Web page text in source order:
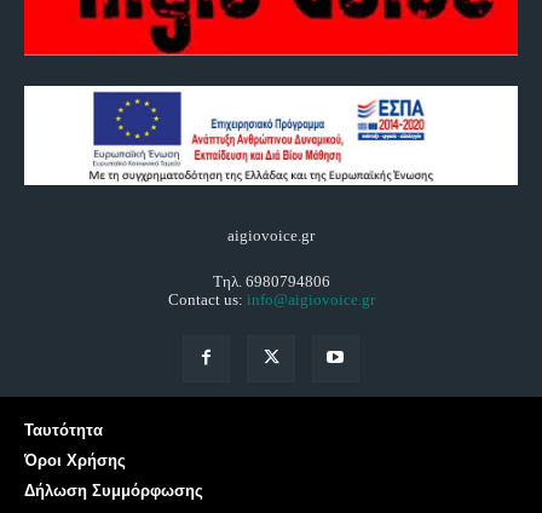
aigiovoice.gr
Τηλ. 6980794806
Contact us: info@aigiovoice.gr
Ταυτότητα
Όροι Χρήσης
Δήλωση Συμμόρφωσης